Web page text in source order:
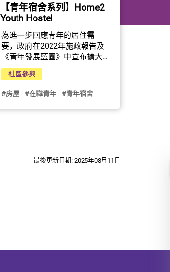
【青年宿舍系列】Home2
Youth Hostel
為進一步回應青年的居住需
要，政府在2022年施政報告及
《青年發展藍圖》中宣布擴大
青年宿舍計劃，資助非政府機
構租用合適酒店和旅館並將房
間轉作青年宿舍用途。
「Home2 Youth Hostel」為青
年宿舍計劃下其中一個項目，
酒店內的部分樓層，提供4種房
／自僱均可，惟全日制學生不
社區參與
#房屋 #在職青年 #青年宿舍
最後更新日期: 2025年08月11日